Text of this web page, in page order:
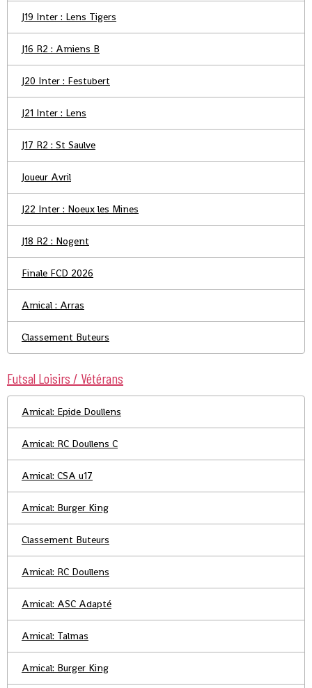
J19 Inter : Lens Tigers
J16 R2 : Amiens B
J20 Inter : Festubert
J21 Inter : Lens
J17 R2 : St Saulve
Joueur Avril
J22 Inter : Noeux les Mines
J18 R2 : Nogent
Finale FCD 2026
Amical : Arras
Classement Buteurs
Futsal Loisirs / Vétérans
Amical: Epide Doullens
Amical: RC Doullens C
Amical: CSA u17
Amical: Burger King
Classement Buteurs
Amical: RC Doullens
Amical: ASC Adapté
Amical: Talmas
Amical: Burger King